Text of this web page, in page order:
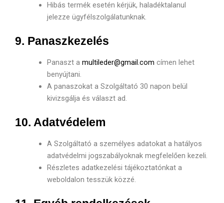
Hibás termék esetén kérjük, haladéktalanul
jelezze ügyfélszolgálatunknak.
9. Panaszkezelés
Panaszt a multileder@gmail.com címen lehet
benyújtani.
A panaszokat a Szolgáltató 30 napon belül
kivizsgálja és választ ad.
10. Adatvédelem
A Szolgáltató a személyes adatokat a hatályos
adatvédelmi jogszabályoknak megfelelően kezeli.
Részletes adatkezelési tájékoztatónkat a
weboldalon tesszük közzé.